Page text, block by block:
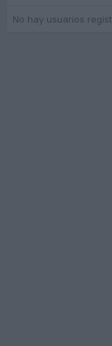
No hay usuarios